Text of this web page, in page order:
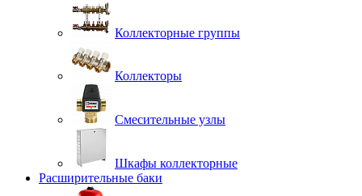
Коллекторные группы
Коллекторы
Смесительные узлы
Шкафы коллекторные
Расширительные баки